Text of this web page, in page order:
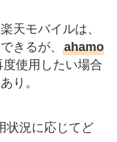
天モバイルは、
きるが、 ahamo
度使用したい場合
り。
状況に応じてど